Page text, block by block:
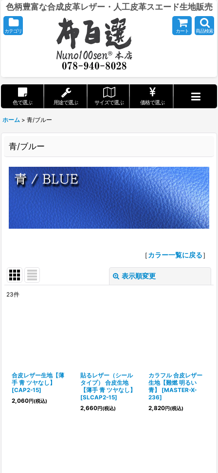
色柄豊富な合成皮革レザー・人工皮革スエード生地販売
カテゴリ カート 商品検索
色で選ぶ 用途で選ぶ サイズで選ぶ 価格で選ぶ
ホーム > 青/ブルー
青/ブルー
［カラー一覧に戻る］
表示順変更
23件
合皮レザー生地【薄
手 青 ツヤなし】
[CAP2-15]
2,060円(税込)
貼るレザー（シール
タイプ） 合皮生地
【薄手 青 ツヤなし】
[SLCAP2-15]
2,660円(税込)
カラフル 合皮レザー
生地【難燃 明るい
青】
[MASTER-X-
236]
2,820円(税込)